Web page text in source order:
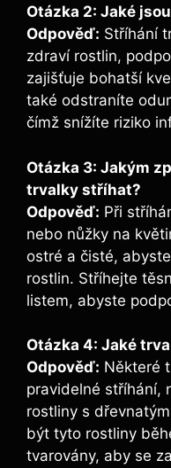
Otázka 2: Jaké
Odpověď: Stříhání
zdraví rostlin,
zajišťuje bohatší
také odstraníte
čímž snížíte riziko
Otázka 3: Jakým
trvalky stříhat?
Odpověď: Při
nebo nůžky na
ostré a čisté,
rostlin. Stříhejte
listem, abyste
Otázka 4: Jaké
Odpověď: Některé
pravidelné stříhání,
rostliny s
být tyto rostliny
tvarovány, aby se